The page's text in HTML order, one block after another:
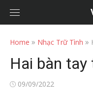
Home » Nhạc Trữ Tình »
Hai bàn
Posted
09/09/2022